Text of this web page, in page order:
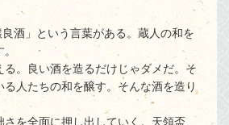
酒」という言葉がある。蔵人の和を
る。良い酒を造るだけじゃダメだ。そ
人たちの和を醸す。そんな酒を造り
さを全面に押し出していく。天領盃